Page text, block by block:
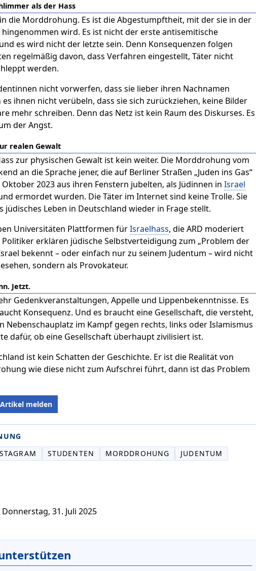
als der Hass
die Morddrohung. Es ist die Abgestumpftheit, mit der sie in der
wird. Es ist nicht der erste antisemitische
es wird nicht der letzte sein. Denn Konsequenzen folgen
regelmäßig davon, dass Verfahren eingestellt, Täter nicht
werden.
nicht vorwerfen, dass sie lieber ihren Nachnamen
ihnen nicht verübeln, dass sie sich zurückziehen, keine Bilder
mehr schreiben. Denn das Netz ist kein Raum des Diskurses. Es
der Angst.
realen Gewalt
zur physischen Gewalt ist kein weiter. Die Morddrohung vom
an die Sprache jener, die auf Berliner Straßen „Juden ins Gas“
2023 aus ihren Fenstern jubelten, als Jüdinnen in Israel
ermordet wurden. Die Täter im Internet sind keine Trolle. Sie
jüdisches Leben in Deutschland wieder in Frage stellt.
Universitäten Plattformen fürIsraelhass, die ARD moderiert
erklären jüdische Selbstverteidigung zum „Problem der
bekennt – oder einfach nur zu seinem Judentum – wird nicht
sondern als Provokateur.
Jetzt.
Gedenkveranstaltungen, Appelle und Lippenbekenntnisse. Es
Konsequenz. Und es braucht eine Gesellschaft, die versteht,
Nebenschauplatz im Kampf gegen rechts, links oder Islamismus
dafür, ob eine Gesellschaft überhaupt zivilisiert ist.
ist kein Schatten der Geschichte. Er ist die Realität von
wie diese nicht zum Aufschrei führt, dann ist das Problem
melden
STUDENTEN MORDDROHUNG JUDENTUM
31. Juli 2025